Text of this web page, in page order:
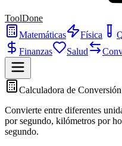
ToolDone
Matemáticas
Física
Finanzas
Salud
Calculadora de
Convierte entre diferentes
por segundo, kilómetros por
segundo.